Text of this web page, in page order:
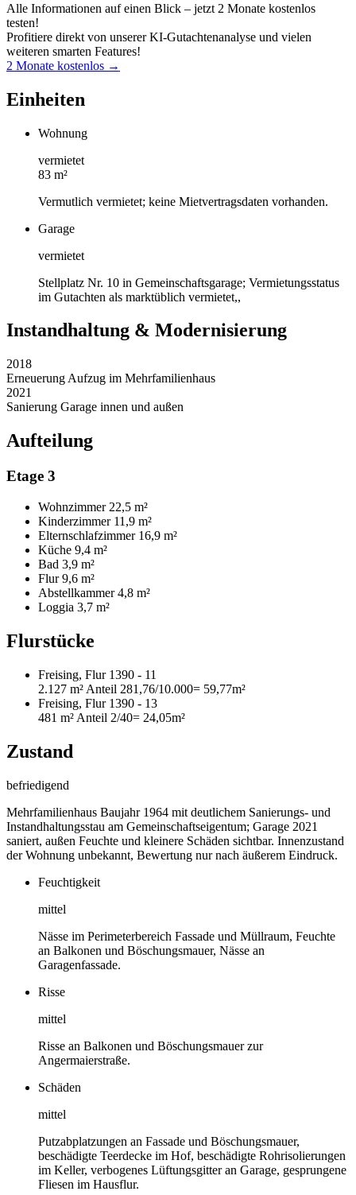
Alle Informationen auf einen Blick – jetzt 2 Monate kostenlos
testen!
Profitiere direkt von unserer KI-Gutachtenanalyse und vielen
weiteren smarten Features!
2 Monate kostenlos →
Einheiten
Wohnung
vermietet
83 m²
Vermutlich vermietet; keine Mietvertragsdaten vorhanden.
Garage
vermietet
Stellplatz Nr. 10 in Gemeinschaftsgarage; Vermietungsstatus
im Gutachten als marktüblich vermietet,,
Instandhaltung & Modernisierung
2018
Erneuerung Aufzug im Mehrfamilienhaus
2021
Sanierung Garage innen und außen
Aufteilung
Etage 3
Wohnzimmer 22,5 m²
Kinderzimmer 11,9 m²
Elternschlafzimmer 16,9 m²
Küche 9,4 m²
Bad 3,9 m²
Flur9,6 m²
Abstellkammer4,8 m²
Loggia 3,7 m²
Flurstücke
Freising, Flur 1390 - 11
2.127 m² Anteil 281,76/10.000= 59,77m²
Freising, Flur 1390 - 13
481 m² Anteil 2/40= 24,05m²
Zustand
befriedigend
Mehrfamilienhaus Baujahr 1964 mit deutlichem Sanierungs- und
Instandhaltungsstau am Gemeinschaftseigentum; Garage 2021
saniert, außen Feuchte und kleinere Schäden sichtbar. Innenzustand
der Wohnung unbekannt, Bewertung nur nach äußerem Eindruck.
Feuchtigkeit
mittel
Nässe im Perimeterbereich Fassade und Müllraum, Feuchte
an Balkonen und Böschungsmauer, Nässe an
Garagenfassade.
Risse
mittel
Risse an Balkonen und Böschungsmauer zur
Angermaierstraße.
Schäden
mittel
Putzabplatzungen an Fassade und Böschungsmauer,
beschädigte Teerdecke im Hof, beschädigte Rohrisolierungen
im Keller, verbogenes Lüftungsgitter an Garage, gesprungene
Fliesen im Hausflur.